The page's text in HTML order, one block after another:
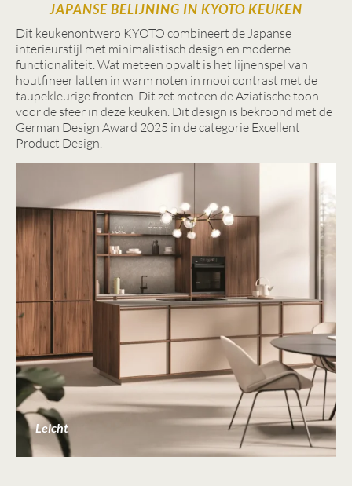
JAPANSE BELIJNING IN KYOTO KEUKEN
Dit keukenontwerp KYOTO combineert de Japanse
interieurstijl met minimalistisch design en moderne
functionaliteit. Wat meteen opvalt is het lijnenspel van
houtfineer latten in warm noten in mooi contrast met de
taupekleurige fronten. Dit zet meteen de Aziatische toon
voor de sfeer in deze keuken. Dit design is bekroond met de
German Design Award 2025 in de categorie Excellent
Product Design.
Leicht